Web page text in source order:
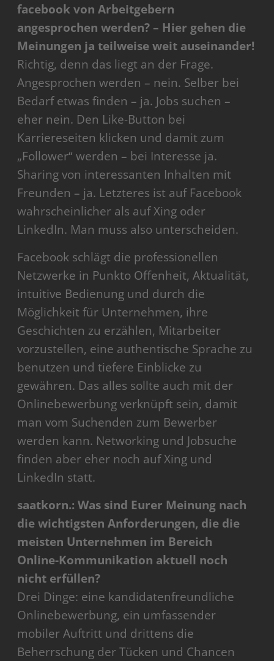
facebook von Arbeitgebern
angesprochen werden? – Hier gehen die
Meinungen ja teilweise weit auseinander!
Richtig, denn das liegt an der Frage.
Angesprochen werden – nein. Selber bei
Bedarf etwas finden – ja. Jobs suchen –
eher nein. Den Like-Button bei
Karriereseiten klicken und damit zum
„Follower“ werden – bei Interesse ja.
Sharing von interessanten Inhalten mit
Freunden – ja. Letzteres ist auf Facebook
wahrscheinlicher als auf Xing oder
LinkedIn. Man muss also unterscheiden.
Facebook schlägt die professionellen
Netzwerke in Punkto Offenheit, Aktualität,
intuitive Bedienung und durch die
Möglichkeit für Unternehmen, ihre
Geschichten zu erzählen, Mitarbeiter
vorzustellen, eine authentische Sprache zu
benutzen und tiefere Einblicke zu
gewähren. Das alles sollte auch mit der
Onlinebewerbung verknüpft sein, damit
man vom Suchenden zum Bewerber
werden kann. Networking und Jobsuche
finden aber eher noch auf Xing und
LinkedIn statt.
saatkorn.: Was sind Eurer Meinung nach
die wichtigsten Anforderungen, die die
meisten Unternehmen im Bereich
Online-Kommunikation aktuell noch
nicht erfüllen?
Drei Dinge: eine kandidatenfreundliche
Onlinebewerbung, ein umfassender
mobiler Auftritt und drittens die
Beherrschung der Tücken und Chancen